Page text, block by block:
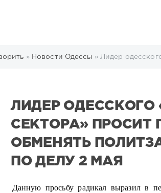
» Новости Одессы » Лидер
ЛИДЕР ОДЕССКОГО
СЕКТОРА» ПРОСИТ
ОБМЕНЯТЬ
ПО ДЕЛУ 2 МАЯ
Данную просьбу радикал выразил в